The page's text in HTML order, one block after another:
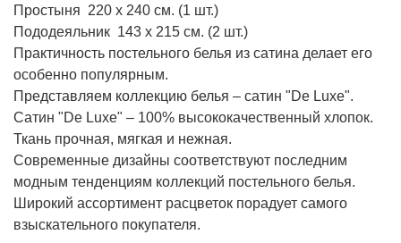
Простыня 220 х 240 см. (1 шт.)
Пододеяльник 143 х 215 см. (2 шт.)
Практичность постельного белья из сатина делает его
особенно популярным.
Представляем коллекцию белья – сатин "De Luxe".
Сатин "De Luxe" – 100% высококачественный хлопок.
Ткань прочная, мягкая и нежная.
Современные дизайны соответствуют последним
модным тенденциям коллекций постельного белья.
Широкий ассортимент расцветок порадует самого
взыскательного покупателя.